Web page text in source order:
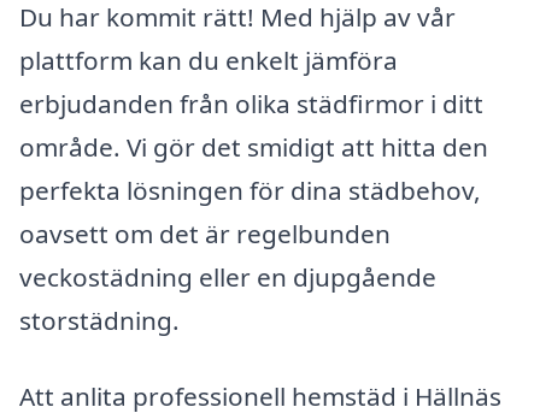
Du har kommit rätt! Med hjälp av vår
plattform kan du enkelt jämföra
erbjudanden från olika städfirmor i ditt
område. Vi gör det smidigt att hitta den
perfekta lösningen för dina städbehov,
oavsett om det är regelbunden
veckostädning eller en djupgående
storstädning.
Att anlita professionell hemstäd i Hällnäs